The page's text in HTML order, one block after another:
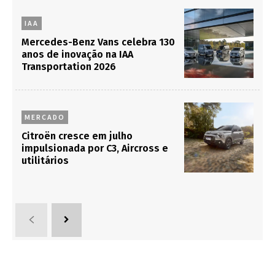
IAA
Mercedes-Benz Vans celebra 130
anos de inovação na IAA
Transportation 2026
MERCADO
Citroën cresce em julho
impulsionada por C3, Aircross e
utilitários